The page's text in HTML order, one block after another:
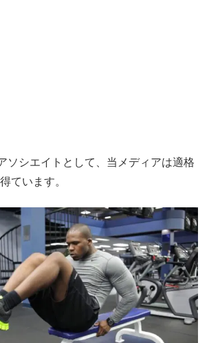
ソシエイトとして、当メディアは適格
ています。